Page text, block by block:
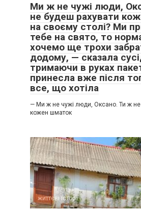
Ми ж не чужі люди,
не будеш рахувати
на своєму столі? Ми
тебе на свято, то
хочемо ще трохи
додому, — сказала
тримаючи в руках
принесла вже після
все, що хотіла
— Ми ж не чужі люди, Оксано. Ти ж не
кожен шматок
життєві історії